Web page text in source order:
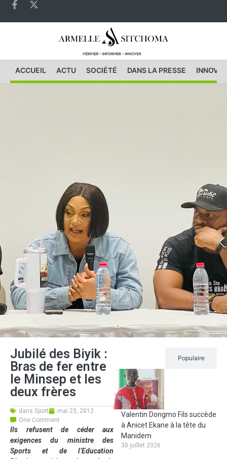
ACCUEIL ACTU SOCIÉTÉ DANS LA PRESSE
Jubilé des Biyik :
Bras de fer entre
le Minsep et les
deux frères
dans Sport
mai 23, 2012
One Comment
Ils refusent de céder aux
exigences du ministre des
Sports et de l’Education
Populaire
Valentin Dongmo Fils succède
à Anicet Ekane à la tête du
Manidem
30 juillet 2026